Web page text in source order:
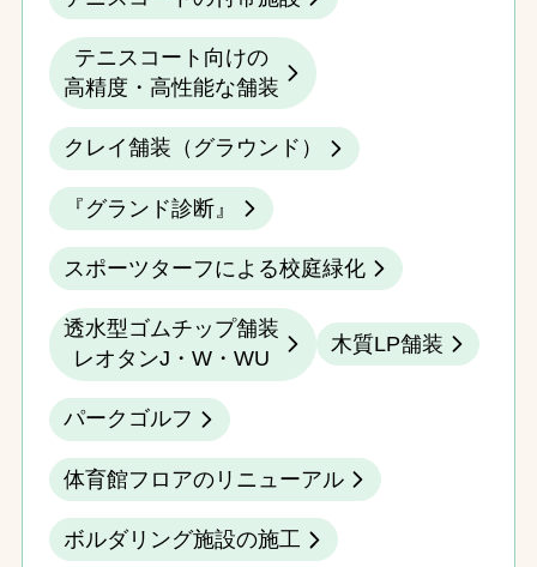
テニスコート向けの
高精度・高性能な舗装
クレイ舗装（グラウンド）
『グランド診断』
スポーツターフによる校庭緑化
透水型ゴムチップ舗装
レオタンJ・W・WU
木質LP舗装
パークゴルフ
体育館フロアのリニューアル
ボルダリング施設の施工